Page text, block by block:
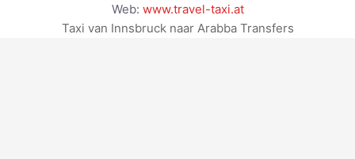
Web: www.travel-taxi.at
Taxi van Innsbruck naar Arabba Transfers